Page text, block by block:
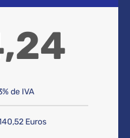
de IVA
Euros